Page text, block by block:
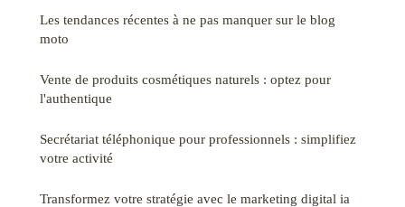
Les tendances récentes à ne pas manquer sur le blog
moto
Vente de produits cosmétiques naturels : optez pour
l'authentique
Secrétariat téléphonique pour professionnels : simplifiez
votre activité
Transformez votre stratégie avec le marketing digital ia